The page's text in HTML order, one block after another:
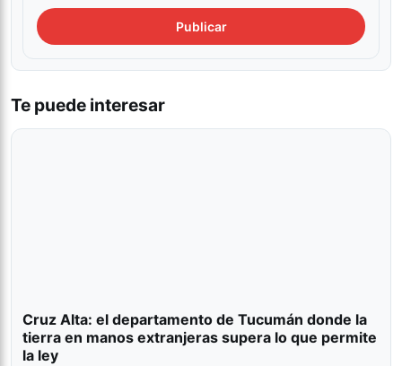
Te puede interesar
Cruz Alta: el departamento de Tucumán donde la
tierra en manos extranjeras supera lo que permite
la ley